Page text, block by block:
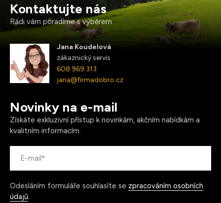
Kontaktujte nás
Rádi vám poradíme s výběrem
Jana Koudelová
zákaznický servis
608 969 313
jana@firmadobro.cz
Novinky na e-mail
Získáte exkluzivní přístup k novinkám, akčním nabídkám a
kvalitním informacím.
Odesláním formuláře souhlasíte se zpracováním osobních
údajů.